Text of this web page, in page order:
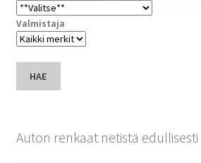
Valmistaja
HAE
Auton renkaat netistä edullisesti